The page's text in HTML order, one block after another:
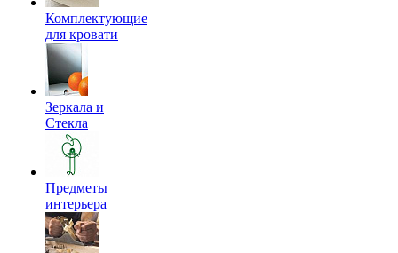
Комплектующие
для кровати
Зеркала и
Стекла
Предметы
интерьера